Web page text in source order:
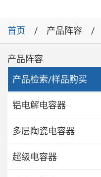
首页 产品阵容
产品阵容
产品检索/样品购买
铝电解电容器
多层陶瓷电容器
超级电容器